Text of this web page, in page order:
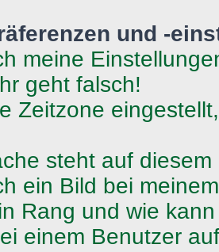
und -
meine
geht falsch!
Zeitzone
steht auf
ein Bild bei
Rang und wie
einem Benutzer